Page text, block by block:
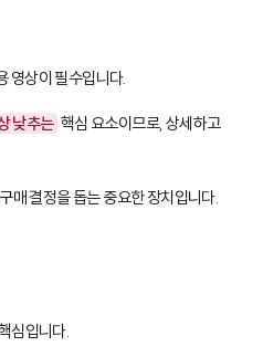
영상이 필수입니다.
낮추는 핵심 요소이므로, 상세하고
매 결정을 돕는 중요한 장치입니다.
심입니다.